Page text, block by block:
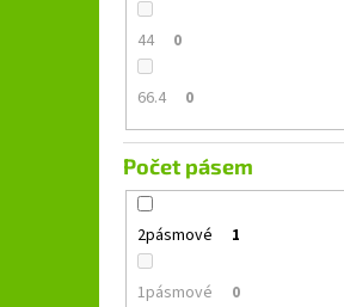
44 0
66.4 0
Počet pásem
2pásmové 1
1pásmové 0